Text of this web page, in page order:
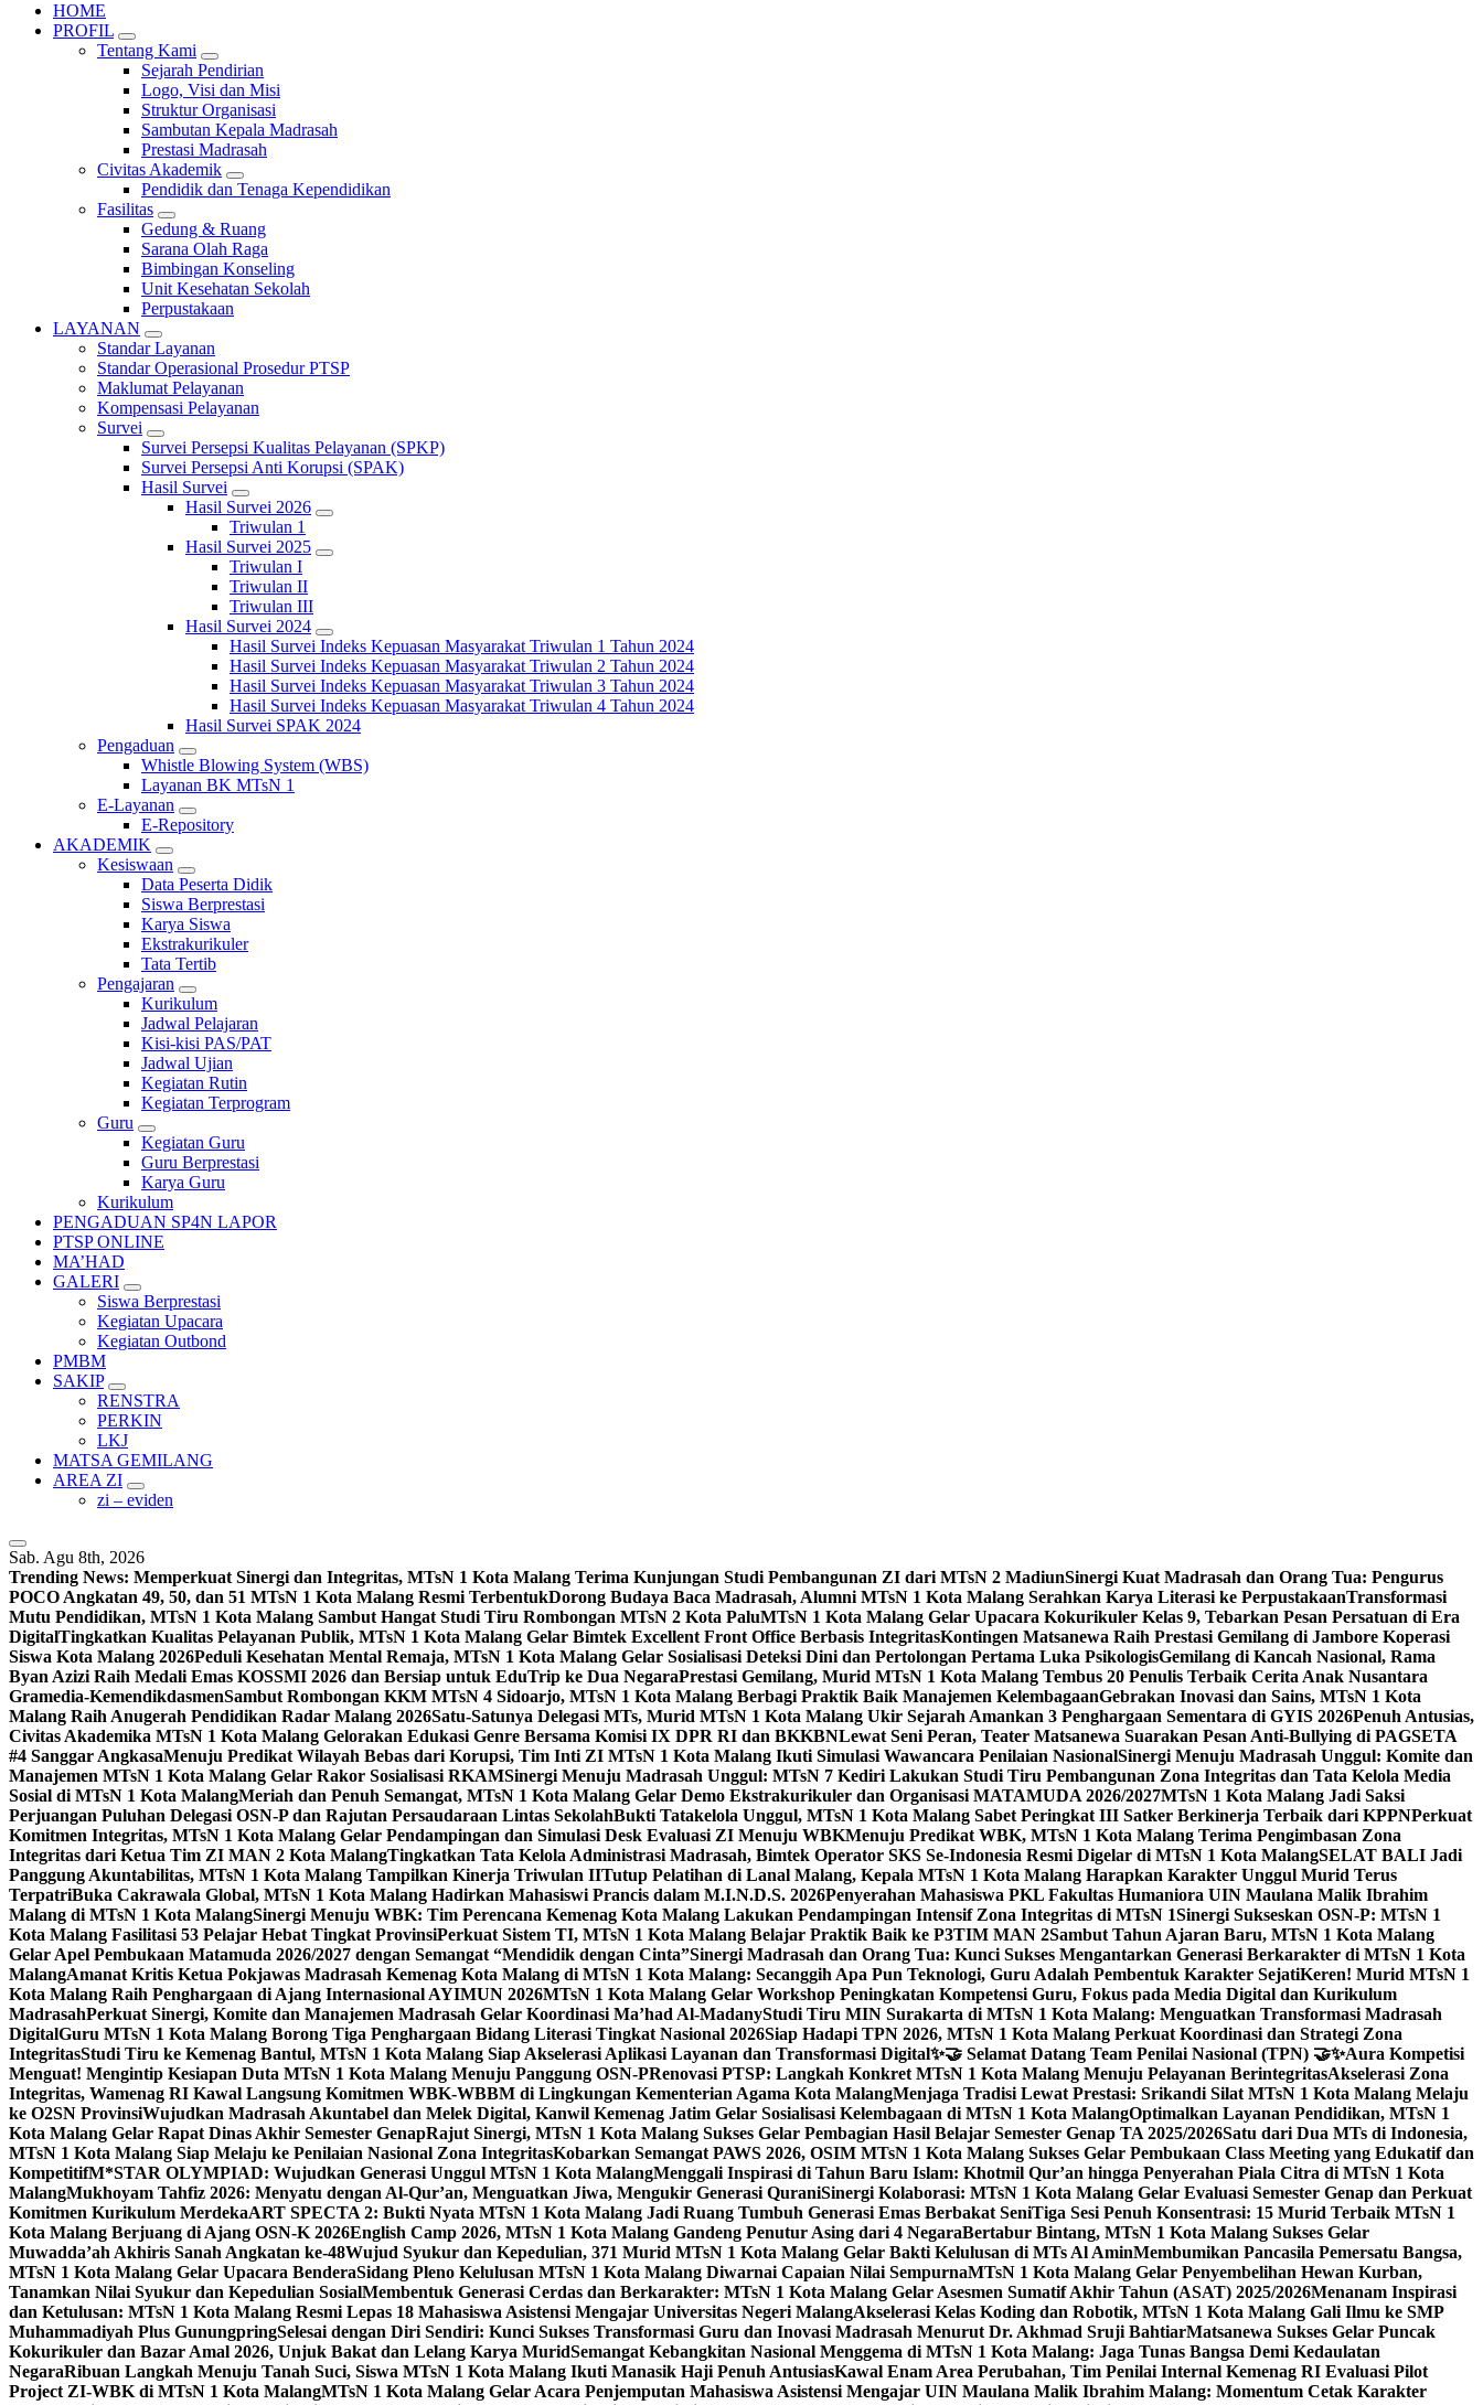
HOME
PROFIL
Tentang Kami
Sejarah Pendirian
Logo, Visi dan Misi
Struktur Organisasi
Sambutan Kepala Madrasah
Prestasi Madrasah
Civitas Akademik
Pendidik dan Tenaga Kependidikan
Fasilitas
Gedung & Ruang
Sarana Olah Raga
Bimbingan Konseling
Unit Kesehatan Sekolah
Perpustakaan
LAYANAN
Standar Layanan
Standar Operasional Prosedur PTSP
Maklumat Pelayanan
Kompensasi Pelayanan
Survei
Survei Persepsi Kualitas Pelayanan (SPKP)
Survei Persepsi Anti Korupsi (SPAK)
Hasil Survei
Hasil Survei 2026
Triwulan 1
Hasil Survei 2025
Triwulan I
Triwulan II
Triwulan III
Hasil Survei 2024
Hasil Survei Indeks Kepuasan Masyarakat Triwulan 1 Tahun 2024
Hasil Survei Indeks Kepuasan Masyarakat Triwulan 2 Tahun 2024
Hasil Survei Indeks Kepuasan Masyarakat Triwulan 3 Tahun 2024
Hasil Survei Indeks Kepuasan Masyarakat Triwulan 4 Tahun 2024
Hasil Survei SPAK 2024
Pengaduan
Whistle Blowing System (WBS)
Layanan BK MTsN 1
E-Layanan
E-Repository
AKADEMIK
Kesiswaan
Data Peserta Didik
Siswa Berprestasi
Karya Siswa
Ekstrakurikuler
Tata Tertib
Pengajaran
Kurikulum
Jadwal Pelajaran
Kisi-kisi PAS/PAT
Jadwal Ujian
Kegiatan Rutin
Kegiatan Terprogram
Guru
Kegiatan Guru
Guru Berprestasi
Karya Guru
Kurikulum
PENGADUAN SP4N LAPOR
PTSP ONLINE
MA’HAD
GALERI
Siswa Berprestasi
Kegiatan Upacara
Kegiatan Outbond
PMBM
SAKIP
RENSTRA
PERKIN
LKJ
MATSA GEMILANG
AREA ZI
zi – eviden
Sab. Agu 8th, 2026
Trending News: Memperkuat Sinergi dan Integritas, MTsN 1 Kota Malang Terima Kunjungan Studi Pembangunan ZI dari MTsN 2 MadiunSinergi Kuat Madrasah dan Orang Tua: Pengurus
POCO Angkatan 49, 50, dan 51 MTsN 1 Kota Malang Resmi TerbentukDorong Budaya Baca Madrasah, Alumni MTsN 1 Kota Malang Serahkan Karya Literasi ke PerpustakaanTransformasi
Mutu Pendidikan, MTsN 1 Kota Malang Sambut Hangat Studi Tiru Rombongan MTsN 2 Kota PaluMTsN 1 Kota Malang Gelar Upacara Kokurikuler Kelas 9, Tebarkan Pesan Persatuan di Era
DigitalTingkatkan Kualitas Pelayanan Publik, MTsN 1 Kota Malang Gelar Bimtek Excellent Front Office Berbasis IntegritasKontingen Matsanewa Raih Prestasi Gemilang di Jambore Koperasi
Siswa Kota Malang 2026Peduli Kesehatan Mental Remaja, MTsN 1 Kota Malang Gelar Sosialisasi Deteksi Dini dan Pertolongan Pertama Luka PsikologisGemilang di Kancah Nasional, Rama
Byan Azizi Raih Medali Emas KOSSMI 2026 dan Bersiap untuk EduTrip ke Dua NegaraPrestasi Gemilang, Murid MTsN 1 Kota Malang Tembus 20 Penulis Terbaik Cerita Anak Nusantara
Gramedia-KemendikdasmenSambut Rombongan KKM MTsN 4 Sidoarjo, MTsN 1 Kota Malang Berbagi Praktik Baik Manajemen KelembagaanGebrakan Inovasi dan Sains, MTsN 1 Kota
Malang Raih Anugerah Pendidikan Radar Malang 2026Satu-Satunya Delegasi MTs, Murid MTsN 1 Kota Malang Ukir Sejarah Amankan 3 Penghargaan Sementara di GYIS 2026Penuh Antusias,
Civitas Akademika MTsN 1 Kota Malang Gelorakan Edukasi Genre Bersama Komisi IX DPR RI dan BKKBNLewat Seni Peran, Teater Matsanewa Suarakan Pesan Anti-Bullying di PAGSETA
#4 Sanggar AngkasaMenuju Predikat Wilayah Bebas dari Korupsi, Tim Inti ZI MTsN 1 Kota Malang Ikuti Simulasi Wawancara Penilaian NasionalSinergi Menuju Madrasah Unggul: Komite dan
Manajemen MTsN 1 Kota Malang Gelar Rakor Sosialisasi RKAMSinergi Menuju Madrasah Unggul: MTsN 7 Kediri Lakukan Studi Tiru Pembangunan Zona Integritas dan Tata Kelola Media
Sosial di MTsN 1 Kota MalangMeriah dan Penuh Semangat, MTsN 1 Kota Malang Gelar Demo Ekstrakurikuler dan Organisasi MATAMUDA 2026/2027MTsN 1 Kota Malang Jadi Saksi
Perjuangan Puluhan Delegasi OSN-P dan Rajutan Persaudaraan Lintas SekolahBukti Tatakelola Unggul, MTsN 1 Kota Malang Sabet Peringkat III Satker Berkinerja Terbaik dari KPPNPerkuat
Komitmen Integritas, MTsN 1 Kota Malang Gelar Pendampingan dan Simulasi Desk Evaluasi ZI Menuju WBKMenuju Predikat WBK, MTsN 1 Kota Malang Terima Pengimbasan Zona
Integritas dari Ketua Tim ZI MAN 2 Kota MalangTingkatkan Tata Kelola Administrasi Madrasah, Bimtek Operator SKS Se-Indonesia Resmi Digelar di MTsN 1 Kota MalangSELAT BALI Jadi
Panggung Akuntabilitas, MTsN 1 Kota Malang Tampilkan Kinerja Triwulan IITutup Pelatihan di Lanal Malang, Kepala MTsN 1 Kota Malang Harapkan Karakter Unggul Murid Terus
TerpatriBuka Cakrawala Global, MTsN 1 Kota Malang Hadirkan Mahasiswi Prancis dalam M.I.N.D.S. 2026Penyerahan Mahasiswa PKL Fakultas Humaniora UIN Maulana Malik Ibrahim
Malang di MTsN 1 Kota MalangSinergi Menuju WBK: Tim Perencana Kemenag Kota Malang Lakukan Pendampingan Intensif Zona Integritas di MTsN 1Sinergi Sukseskan OSN-P: MTsN 1
Kota Malang Fasilitasi 53 Pelajar Hebat Tingkat ProvinsiPerkuat Sistem TI, MTsN 1 Kota Malang Belajar Praktik Baik ke P3TIM MAN 2Sambut Tahun Ajaran Baru, MTsN 1 Kota Malang
Gelar Apel Pembukaan Matamuda 2026/2027 dengan Semangat “Mendidik dengan Cinta”Sinergi Madrasah dan Orang Tua: Kunci Sukses Mengantarkan Generasi Berkarakter di MTsN 1 Kota
MalangAmanat Kritis Ketua Pokjawas Madrasah Kemenag Kota Malang di MTsN 1 Kota Malang: Secanggih Apa Pun Teknologi, Guru Adalah Pembentuk Karakter SejatiKeren! Murid MTsN 1
Kota Malang Raih Penghargaan di Ajang Internasional AYIMUN 2026MTsN 1 Kota Malang Gelar Workshop Peningkatan Kompetensi Guru, Fokus pada Media Digital dan Kurikulum
MadrasahPerkuat Sinergi, Komite dan Manajemen Madrasah Gelar Koordinasi Ma’had Al-MadanyStudi Tiru MIN Surakarta di MTsN 1 Kota Malang: Menguatkan Transformasi Madrasah
DigitalGuru MTsN 1 Kota Malang Borong Tiga Penghargaan Bidang Literasi Tingkat Nasional 2026Siap Hadapi TPN 2026, MTsN 1 Kota Malang Perkuat Koordinasi dan Strategi Zona
IntegritasStudi Tiru ke Kemenag Bantul, MTsN 1 Kota Malang Siap Akselerasi Aplikasi Layanan dan Transformasi Digital✨🤝 Selamat Datang Team Penilai Nasional (TPN) 🤝✨Aura Kompetisi
Menguat! Mengintip Kesiapan Duta MTsN 1 Kota Malang Menuju Panggung OSN-PRenovasi PTSP: Langkah Konkret MTsN 1 Kota Malang Menuju Pelayanan BerintegritasAkselerasi Zona
Integritas, Wamenag RI Kawal Langsung Komitmen WBK-WBBM di Lingkungan Kementerian Agama Kota MalangMenjaga Tradisi Lewat Prestasi: Srikandi Silat MTsN 1 Kota Malang Melaju
ke O2SN ProvinsiWujudkan Madrasah Akuntabel dan Melek Digital, Kanwil Kemenag Jatim Gelar Sosialisasi Kelembagaan di MTsN 1 Kota MalangOptimalkan Layanan Pendidikan, MTsN 1
Kota Malang Gelar Rapat Dinas Akhir Semester GenapRajut Sinergi, MTsN 1 Kota Malang Sukses Gelar Pembagian Hasil Belajar Semester Genap TA 2025/2026Satu dari Dua MTs di Indonesia,
MTsN 1 Kota Malang Siap Melaju ke Penilaian Nasional Zona IntegritasKobarkan Semangat PAWS 2026, OSIM MTsN 1 Kota Malang Sukses Gelar Pembukaan Class Meeting yang Edukatif dan
KompetitifM*STAR OLYMPIAD: Wujudkan Generasi Unggul MTsN 1 Kota MalangMenggali Inspirasi di Tahun Baru Islam: Khotmil Qur’an hingga Penyerahan Piala Citra di MTsN 1 Kota
MalangMukhoyam Tahfiz 2026: Menyatu dengan Al-Qur’an, Menguatkan Jiwa, Mengukir Generasi QuraniSinergi Kolaborasi: MTsN 1 Kota Malang Gelar Evaluasi Semester Genap dan Perkuat
Komitmen Kurikulum MerdekaART SPECTA 2: Bukti Nyata MTsN 1 Kota Malang Jadi Ruang Tumbuh Generasi Emas Berbakat SeniTiga Sesi Penuh Konsentrasi: 15 Murid Terbaik MTsN 1
Kota Malang Berjuang di Ajang OSN-K 2026English Camp 2026, MTsN 1 Kota Malang Gandeng Penutur Asing dari 4 NegaraBertabur Bintang, MTsN 1 Kota Malang Sukses Gelar
Muwadda’ah Akhiris Sanah Angkatan ke-48Wujud Syukur dan Kepedulian, 371 Murid MTsN 1 Kota Malang Gelar Bakti Kelulusan di MTs Al AminMembumikan Pancasila Pemersatu Bangsa,
MTsN 1 Kota Malang Gelar Upacara BenderaSidang Pleno Kelulusan MTsN 1 Kota Malang Diwarnai Capaian Nilai SempurnaMTsN 1 Kota Malang Gelar Penyembelihan Hewan Kurban,
Tanamkan Nilai Syukur dan Kepedulian SosialMembentuk Generasi Cerdas dan Berkarakter: MTsN 1 Kota Malang Gelar Asesmen Sumatif Akhir Tahun (ASAT) 2025/2026Menanam Inspirasi
dan Ketulusan: MTsN 1 Kota Malang Resmi Lepas 18 Mahasiswa Asistensi Mengajar Universitas Negeri MalangAkselerasi Kelas Koding dan Robotik, MTsN 1 Kota Malang Gali Ilmu ke SMP
Muhammadiyah Plus GunungpringSelesai dengan Diri Sendiri: Kunci Sukses Transformasi Guru dan Inovasi Madrasah Menurut Dr. Akhmad Sruji BahtiarMatsanewa Sukses Gelar Puncak
Kokurikuler dan Bazar Amal 2026, Unjuk Bakat dan Lelang Karya MuridSemangat Kebangkitan Nasional Menggema di MTsN 1 Kota Malang: Jaga Tunas Bangsa Demi Kedaulatan
NegaraRibuan Langkah Menuju Tanah Suci, Siswa MTsN 1 Kota Malang Ikuti Manasik Haji Penuh AntusiasKawal Enam Area Perubahan, Tim Penilai Internal Kemenag RI Evaluasi Pilot
Project ZI-WBK di MTsN 1 Kota MalangMTsN 1 Kota Malang Gelar Acara Penjemputan Mahasiswa Asistensi Mengajar UIN Maulana Malik Ibrahim Malang: Momentum Cetak Karakter